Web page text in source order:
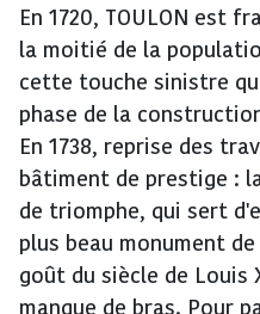
En 1720, TOULON est
la moitié de la
cette touche sinistre
phase de la
En 1738, reprise des
bâtiment de prestige :
de triomphe, qui sert
plus beau monument
goût du siècle de Louis